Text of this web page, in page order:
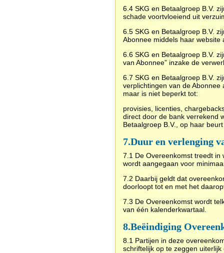
6.4 SKG en Betaalgroep B.V.
schade voortvloeiend uit
6.5 SKG en Betaalgroep B.V.
Abonnee middels haar
6.6 SKG en Betaalgroep B.V.
van Abonnee” inzake de
6.7 SKG en Betaalgroep B.V.
verplichtingen van de
maar is niet beperkt tot:
provisies, licenties,
direct door de bank verrekend
Betaalgroep B.V., op haar
7.Duur en verlenging
7.1 De Overeenkomst treedt
wordt aangegaan voor
7.2 Daarbij geldt dat
doorloopt tot en met het
7.3 De Overeenkomst wordt
van één kalenderkwartaal.
8.Beëindiging
8.1 Partijen in deze
schriftelijk op te zeggen